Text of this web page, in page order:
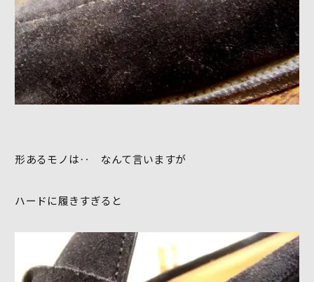
形あるモノは‥ なんて言いますが
ハードに履きすぎると